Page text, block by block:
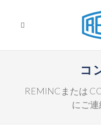
コ
REMINCまたは
にご連